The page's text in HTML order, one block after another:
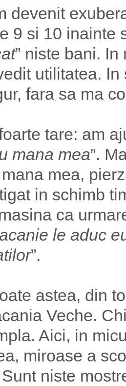
devenit
9 si 10 inainte
” niste bani.
utilitatea.
fara sa ma
tare: am
mana mea”.
mea,
in schimb
ca
le aduc
”.
astea, din
Veche.
Aici, in
miroase a
niste